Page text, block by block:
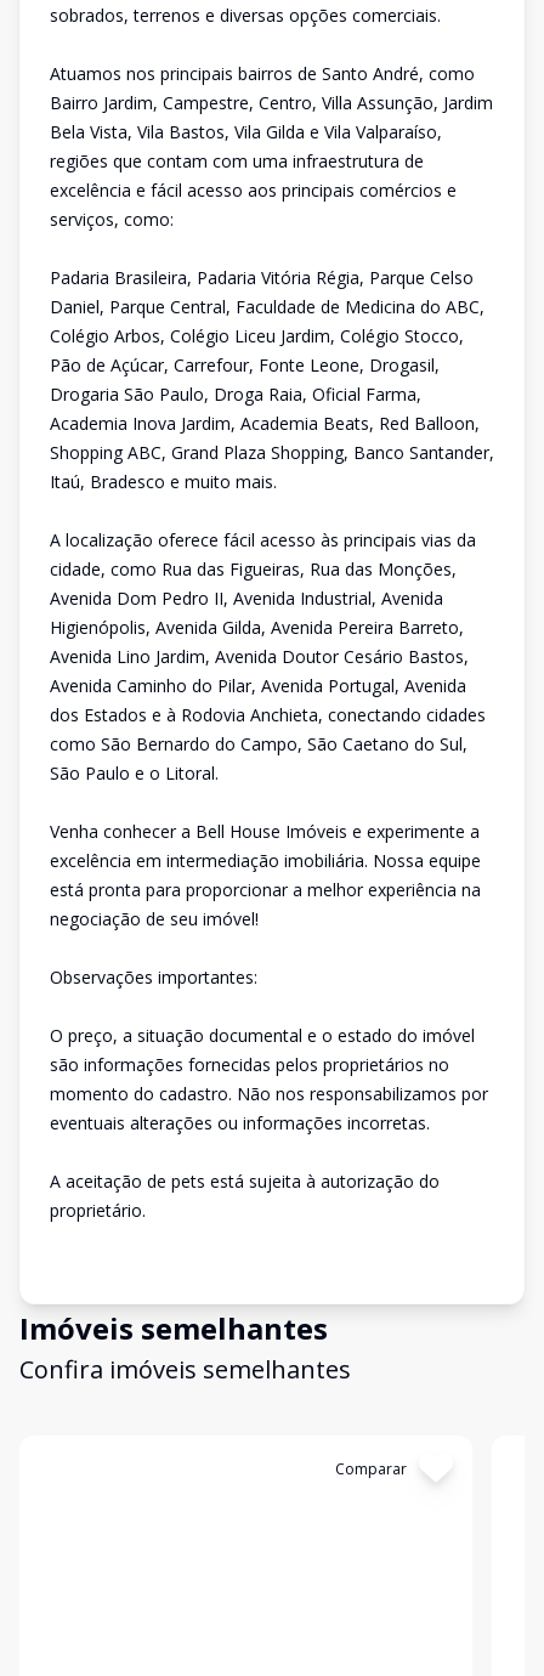
sobrados, terrenos e diversas opções comerciais.
Atuamos nos principais bairros de Santo André, como
Bairro Jardim, Campestre, Centro, Villa Assunção, Jardim
Bela Vista, Vila Bastos, Vila Gilda e Vila Valparaíso,
regiões que contam com uma infraestrutura de
excelência e fácil acesso aos principais comércios e
serviços, como:
Padaria Brasileira, Padaria Vitória Régia, Parque Celso
Daniel, Parque Central, Faculdade de Medicina do ABC,
Colégio Arbos, Colégio Liceu Jardim, Colégio Stocco,
Pão de Açúcar, Carrefour, Fonte Leone, Drogasil,
Drogaria São Paulo, Droga Raia, Oficial Farma,
Academia Inova Jardim, Academia Beats, Red Balloon,
Shopping ABC, Grand Plaza Shopping, Banco Santander,
Itaú, Bradesco e muito mais.
A localização oferece fácil acesso às principais vias da
cidade, como Rua das Figueiras, Rua das Monções,
Avenida Dom Pedro II, Avenida Industrial, Avenida
Higienópolis, Avenida Gilda, Avenida Pereira Barreto,
Avenida Lino Jardim, Avenida Doutor Cesário Bastos,
Avenida Caminho do Pilar, Avenida Portugal, Avenida
dos Estados e à Rodovia Anchieta, conectando cidades
como São Bernardo do Campo, São Caetano do Sul,
São Paulo e o Litoral.
Venha conhecer a Bell House Imóveis e experimente a
excelência em intermediação imobiliária. Nossa equipe
está pronta para proporcionar a melhor experiência na
negociação de seu imóvel!
Observações importantes:
O preço, a situação documental e o estado do imóvel
são informações fornecidas pelos proprietários no
momento do cadastro. Não nos responsabilizamos por
eventuais alterações ou informações incorretas.
A aceitação de pets está sujeita à autorização do
proprietário.
Imóveis semelhantes
Confira imóveis semelhantes
Comparar